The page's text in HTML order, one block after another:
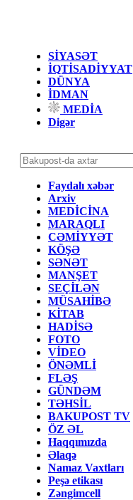
SİYASƏT
İQTİSADİYYAT
DÜNYA
İDMAN
MEDİA
Digər
Faydalı xəbər
Arxiv
MEDİCİNA
MARAQLI
CƏMİYYƏT
KÖŞƏ
SƏNƏT
MANŞET
SEÇİLƏN
MÜSAHİBƏ
KİTAB
HADİSƏ
FOTO
VİDEO
ÖNƏMLİ
FLƏŞ
GÜNDƏM
TƏHSİL
BAKUPOST TV
ÖZ ƏL
Haqqımızda
Əlaqə
Namaz Vaxtları
Peşə etikası
Zəngimcell